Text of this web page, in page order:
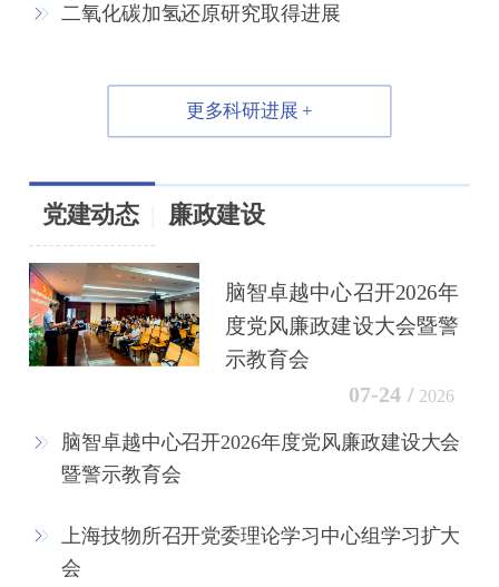
二氧化碳加氢还原研究取得进展
更多科研进展 +
党建动态 廉政建设
脑智卓越中心召开2026年
度党风廉政建设大会暨警
示教育会
07-24 / 2026
脑智卓越中心召开2026年度党风廉政建设大会
暨警示教育会
上海技物所召开党委理论学习中心组学习扩大
会